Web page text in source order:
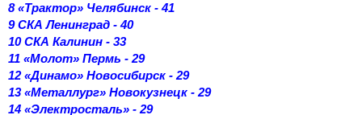
8 «Трактор» Челябинск - 41
9 СКА Ленинград - 40
10 СКА Калинин - 33
11 «Молот» Пермь - 29
12 «Динамо» Новосибирск - 29
13 «Металлург» Новокузнецк - 29
14 «Электросталь» - 29